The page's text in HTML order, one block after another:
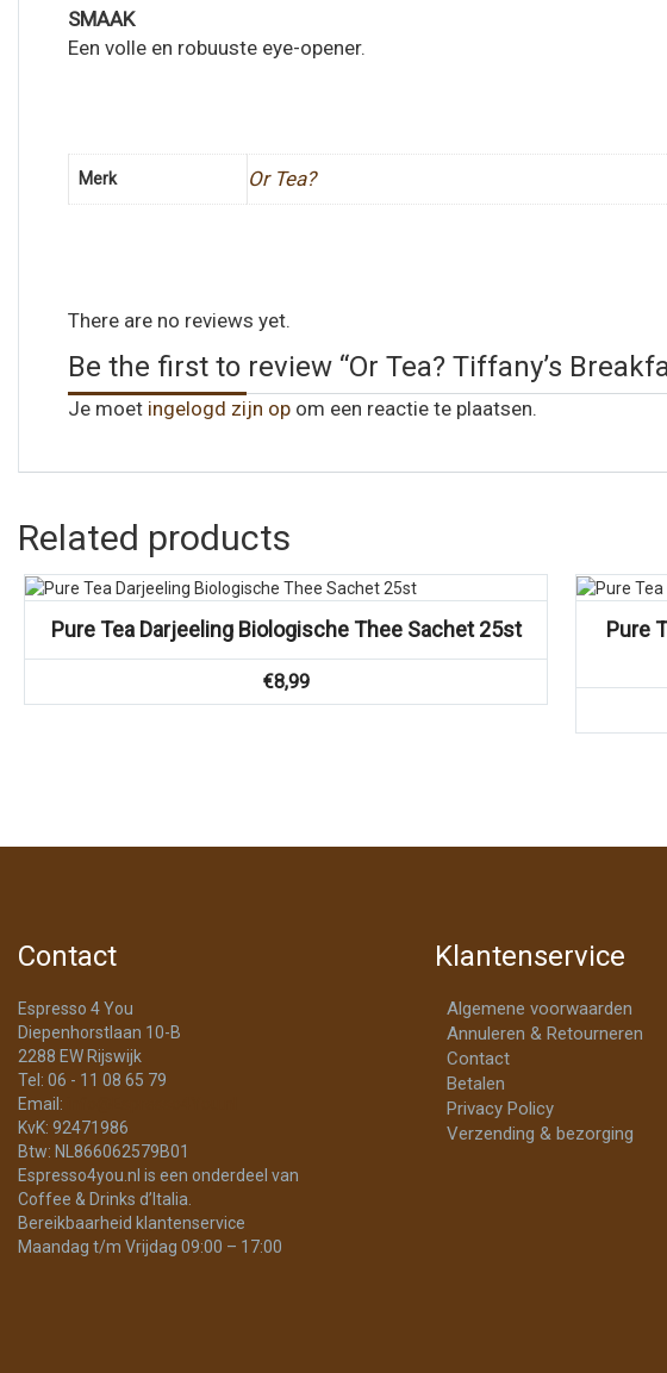
SMAAK
Een volle en robuuste eye-opener.
Merk Or Tea?
There are no reviews yet.
Be the first to review “Or Tea? Tiffany’s
Je moet ingelogd zijn op om een reactie te plaatsen.
Related products
Pure Tea Darjeeling Biologische Thee Sachet 25st
€8,99
Vergelijk
Pure
Contact
Espresso 4 You
Diepenhorstlaan 10-B
2288 EW Rijswijk
Tel: 06 - 11 08 65 79
Email:
KvK: 92471986
Btw: NL866062579B01
Espresso4you.nl is een onderdeel van
Coffee & Drinks d’Italia.
Bereikbaarheid klantenservice
Maandag t/m Vrijdag 09:00 – 17:00
Klantenservice
Algemene voorwaarden
Annuleren & Retourneren
Contact
Betalen
Privacy Policy
Verzending & bezorging